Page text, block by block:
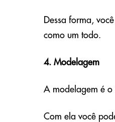
Dessa forma,
como um todo.
4. Modelagem
A modelagem é o
Com ela você